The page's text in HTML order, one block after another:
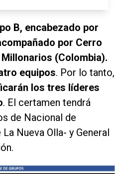
B, encabezado por
por Cerro
(Colombia).
equipos. Por lo tanto,
los tres líderes
. El certamen tendrá
de Nacional de
Nueva Olla- y General